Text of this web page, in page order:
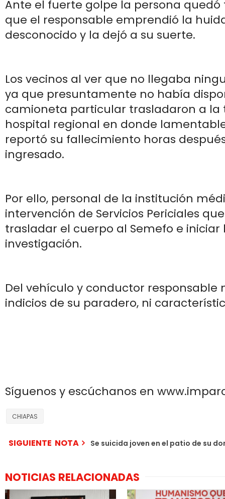
Ante el fuerte golpe la persona
que el responsable emprendió la
desconocido y la dejó a su suerte.
Los vecinos al ver que no llegaba
ya que presuntamente no había
camioneta particular trasladaron a la
hospital regional en donde
reportó su fallecimiento horas
ingresado.
Por ello, personal de la institución
intervención de Servicios Periciales
trasladar el cuerpo al Semefo e
investigación.
Del vehículo y conductor responsable
indicios de su paradero, ni
Síguenos y escúchanos en
CHIAPAS
SIGUIENTE NOTA Se suicida joven en el patio de su
NOTICIAS RELACIONADAS